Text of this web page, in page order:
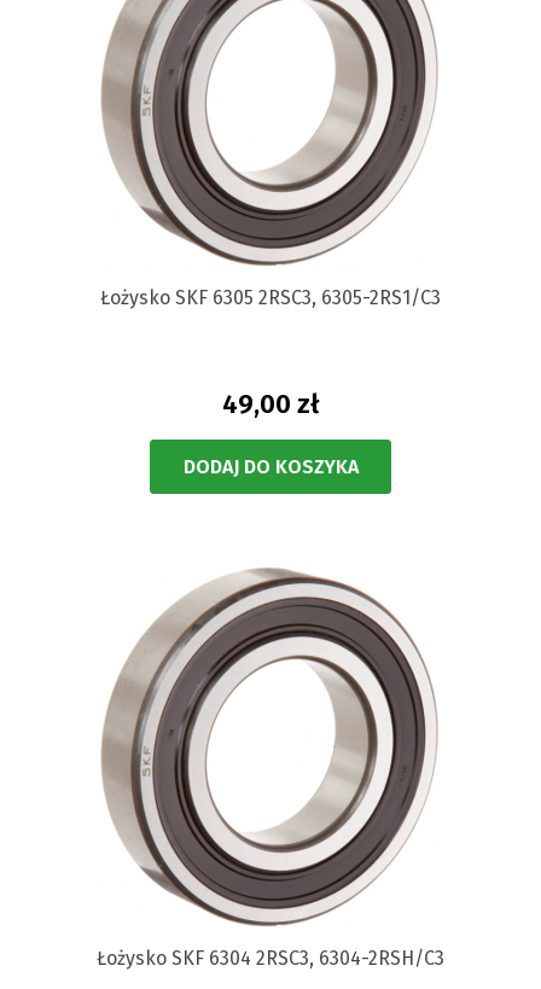
Łożysko SKF 6305 2RSC3, 6305-2RS1/C3
49,00 zł
DODAJ DO KOSZYKA
Łożysko SKF 6304 2RSC3, 6304-2RSH/C3